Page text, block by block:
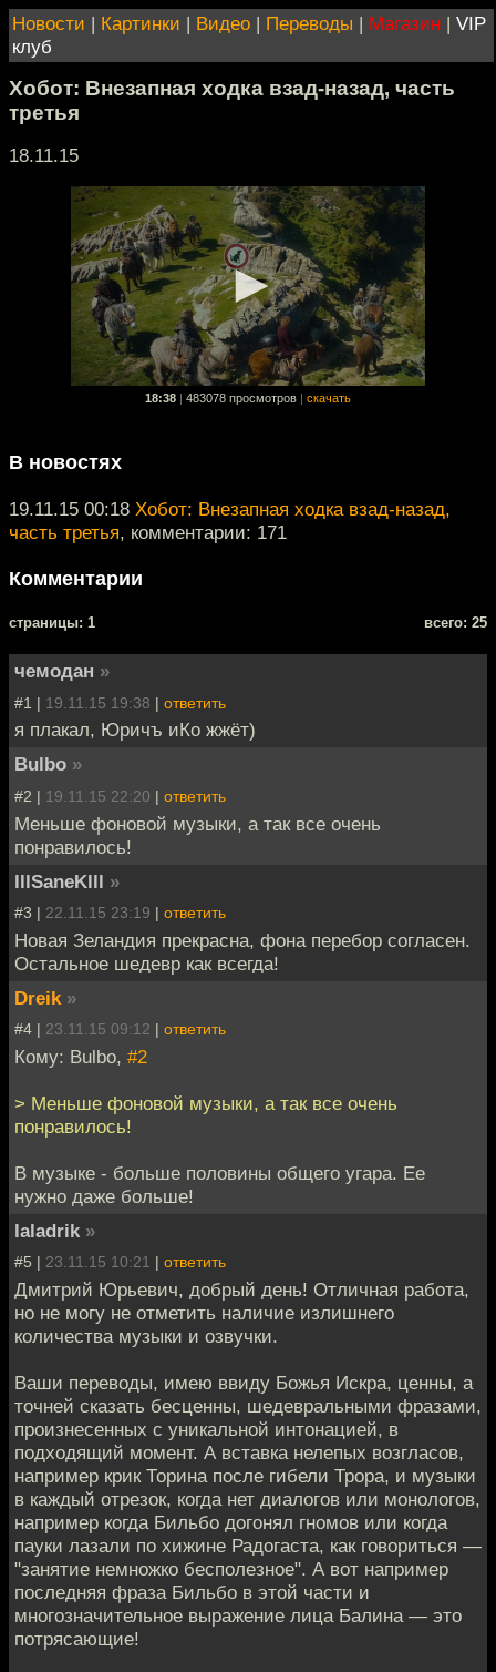
Новости | Картинки | Видео | Переводы | Магазин | VIP
клуб
Хобот: Внезапная ходка взад-назад, часть
третья
18.11.15
18:38 483078 просмотров скачать
В новостях
19.11.15 00:18 Хобот: Внезапная ходка взад-назад,
часть третья, комментарии: 171
Комментарии
cтраницы: 1 всего: 25
чемодан »
#1 | 19.11.15 19:38 | ответить
я плакал, Юричъ иКо жжёт)
Bulbo »
#2 | 19.11.15 22:20 | ответить
Меньше фоновой музыки, а так все очень
понравилось!
lllSaneKlll »
#3 | 22.11.15 23:19 | ответить
Новая Зеландия прекрасна, фона перебор согласен.
Остальное шедевр как всегда!
Dreik »
#4 | 23.11.15 09:12 | ответить
Кому: Bulbo, #2
> Меньше фоновой музыки, а так все очень
понравилось!
В музыке - больше половины общего угара. Ее
нужно даже больше!
laladrik »
#5 | 23.11.15 10:21 | ответить
Дмитрий Юрьевич, добрый день! Отличная работа,
но не могу не отметить наличие излишнего
количества музыки и озвучки.
Ваши переводы, имею ввиду Божья Искра, ценны, а
точней сказать бесценны, шедевральными фразами,
произнесенных с уникальной интонацией, в
подходящий момент. А вставка нелепых возгласов,
например крик Торина после гибели Трора, и музыки
в каждый отрезок, когда нет диалогов или монологов,
например когда Бильбо догонял гномов или когда
пауки лазали по хижине Радогаста, как говориться —
"занятие немножко бесполезное". А вот например
последняя фраза Бильбо в этой части и
многозначительное выражение лица Балина — это
потрясающие!